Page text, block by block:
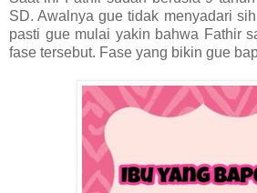
SD. Awalnya gue tidak menyadari
pasti gue mulai yakin bahwa Fathir
fase tersebut. Fase yang bikin gue